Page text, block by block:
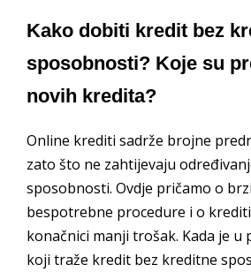
Kako dobiti kredit bez
sposobnosti? Koje su
novih kredita?
Online krediti sadrže brojne
zato što ne zahtijevaju
sposobnosti. Ovdje pričamo o
bespotrebne procedure i o
konačnici manji trošak. Kada je
koji traže kredit bez kreditne